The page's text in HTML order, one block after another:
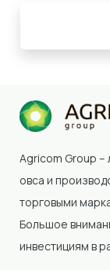
Agricom Group
овса и
торговыми
Большое
инвестициям в